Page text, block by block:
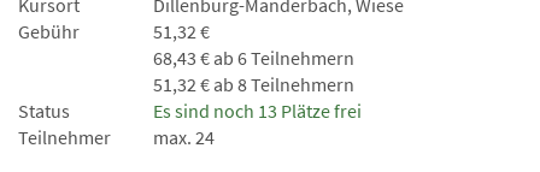
Kursort
Dillenburg-Manderbach, Wiese
Gebühr
51,32 €
68,43 € ab 6 Teilnehmern
51,32 € ab 8 Teilnehmern
Status
Es sind noch 13 Plätze frei
Teilnehmer
max. 24